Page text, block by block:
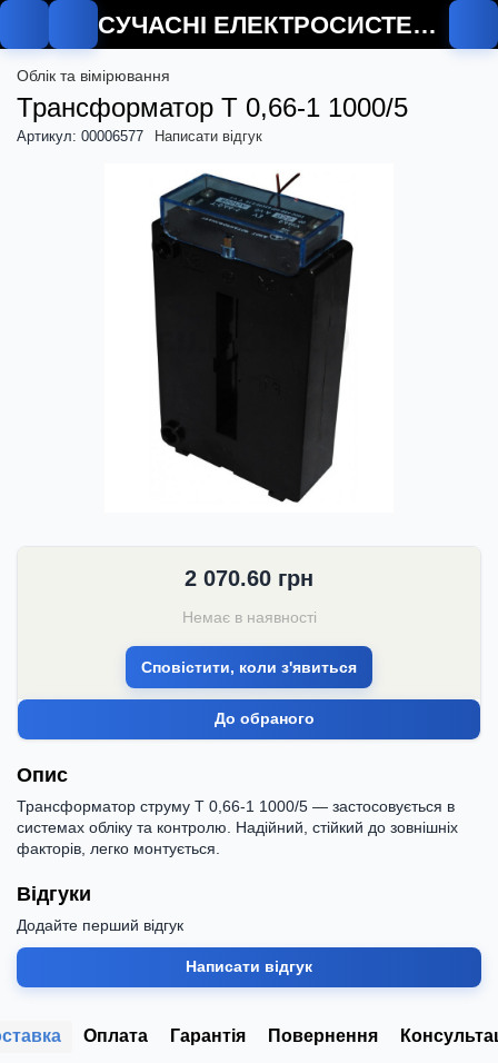
СУЧАСНІ ЕЛЕКТРОСИСТЕМИ
Облік та вімірювання
Трансформатор Т 0,66-1 1000/5
Артикул: 00006577 Написати відгук
2 070.60 грн
Немає в наявності
Сповістити, коли з'явиться
До обраного
Опис
Трансформатор струму Т 0,66-1 1000/5 — застосовується в
системах обліку та контролю. Надійний, стійкий до зовнішніх
факторів, легко монтується.
Відгуки
Додайте перший відгук
Написати відгук
Оплата Гарантія Повернення